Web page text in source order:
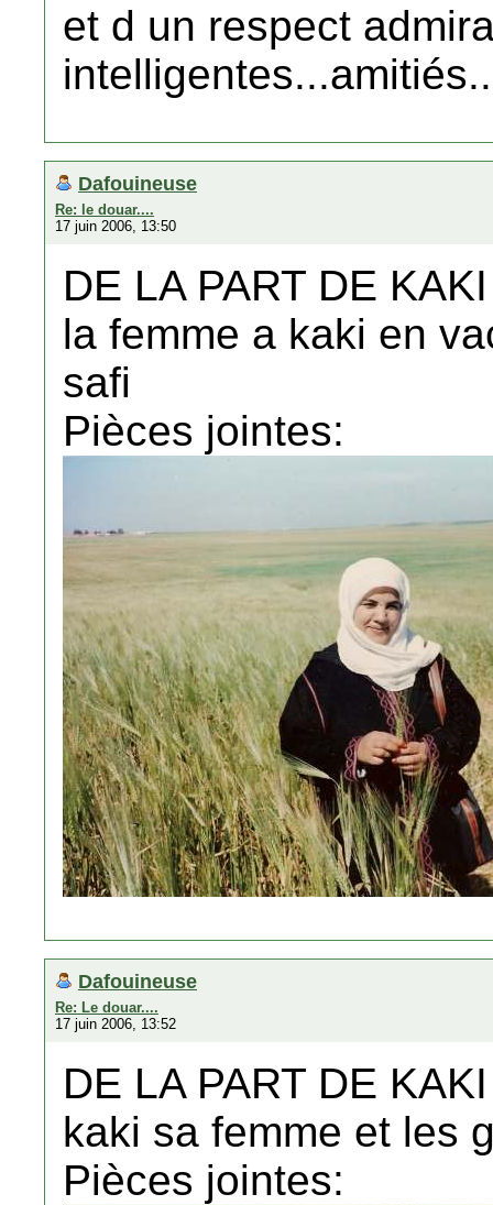
et d un respect
Dafouineuse
Re: le douar....
17 juin 2006, 13:50
DE LA PART DE KAKI
la femme a kaki en
safi
Pièces jointes:
Dafouineuse
Re: Le douar....
17 juin 2006, 13:52
DE LA PART DE KAKI
kaki sa femme et les
Pièces jointes: